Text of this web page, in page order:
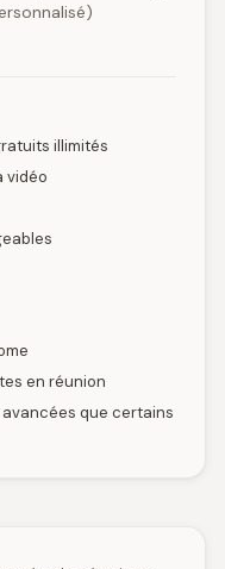
illimités
vidéo
en réunion
que certains